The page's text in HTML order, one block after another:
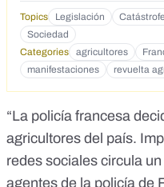
Topics Legislación
Sociedad
Categories agricultores
manifestaciones
revuelta
“La policía francesa
agricultores del país.
redes sociales circula
agentes de la policía de